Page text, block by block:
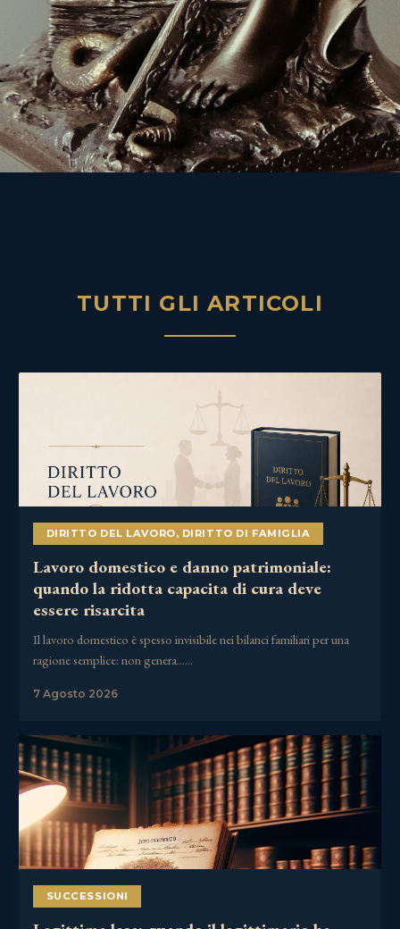
TUTTI GLI ARTICOLI
DIRITTO DEL LAVORO, DIRITTO DI FAMIGLIA
Lavoro domestico e danno patrimoniale:
quando la ridotta capacita di cura deve
essere risarcita
Il lavoro domestico è spesso invisibile nei bilanci familiari per una
ragione semplice: non genera……
7 Agosto 2026
SUCCESSIONI